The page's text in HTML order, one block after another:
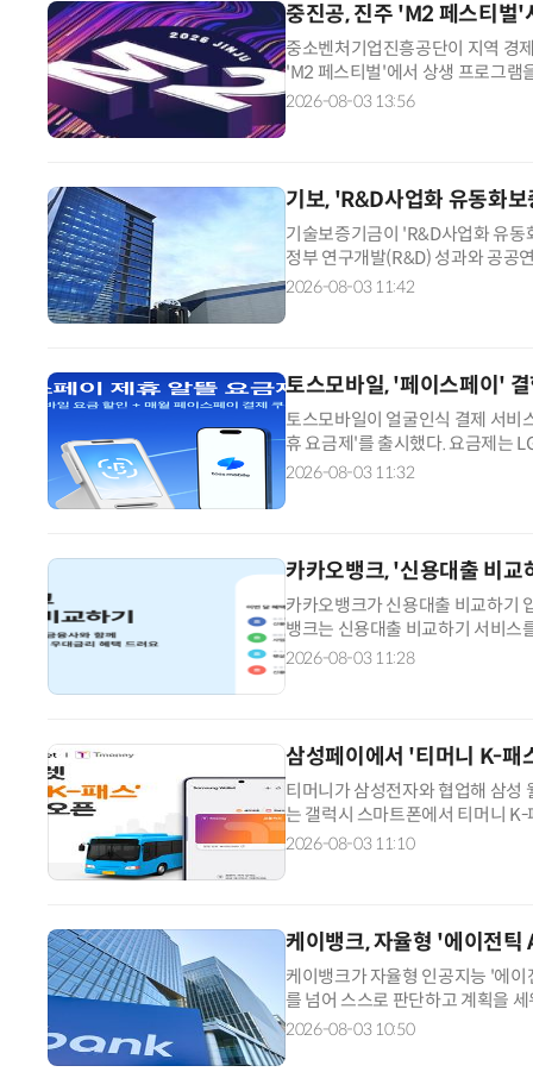
중진공, 진주 'M2 페스티벌'
중소벤처기업진흥공단이 지역 경
'M2 페스티벌'에서 상생 프로그램
인지도 제고와 판로 개척을 위해
2026-08-03 13:56
기보, 'R&D사업화 유동화
기술보증기금이 'R&D사업화 유
정부 연구개발(R&D) 성과와 공공
원 체계 강화가 목적이다. 그동안 기술혁신기업들이 우수한 R&D 성과를 내더라도 사업화에는
2026-08-03 11:42
토스모바일, '페이스페이'
토스모바일이 얼굴인식 결제 서
휴 요금제'를 출시했다. 요금제는
제'는 통신 요금할인과 토스 페이
2026-08-03 11:32
카카오뱅크, '신용대출 비교
카카오뱅크가 신용대출 비교하기
뱅크는 신용대출 비교하기 서비스
을 대상으로 0.3%p ~ 0.5%p의 우
2026-08-03 11:28
삼성페이에서 '티머니 K-패
티머니가 삼성전자와 협업해 삼성 월렛
는 갤럭시 스마트폰에서 티머니
성페이 이용자는 별도 K-패스 전
2026-08-03 11:10
케이뱅크, 자율형 '에이전
케이뱅크가 자율형 인공지능 '에이전틱 AI'를 도입했다. 에
를 넘어 스스로 판단하고 계획을
터 시스템 분석, 사내 지식 검색까
2026-08-03 10:50
“입으면 전투력 상승?” 드래곤볼 전투복 닮은 중량조끼